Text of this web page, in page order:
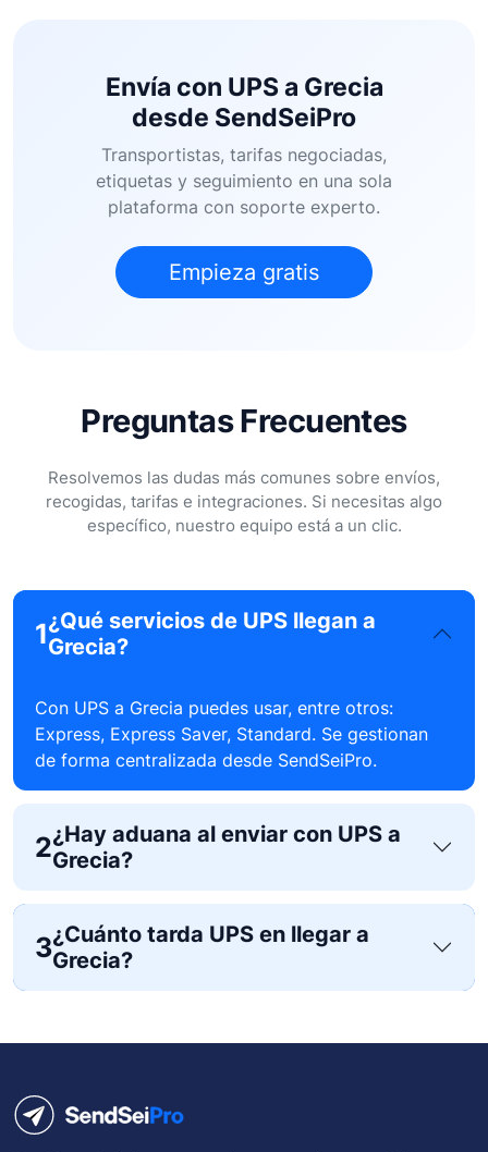
Envía con UPS a Grecia
desde SendSeiPro
Transportistas, tarifas negociadas,
etiquetas y seguimiento en una sola
plataforma con soporte experto.
Empieza gratis
Preguntas Frecuentes
Resolvemos las dudas más comunes sobre envíos,
recogidas, tarifas e integraciones. Si necesitas algo
específico, nuestro equipo está a un clic.
1¿Qué servicios de UPS llegan a
Grecia?
Con UPS a Grecia puedes usar, entre otros:
Express, Express Saver, Standard. Se gestionan
de forma centralizada desde SendSeiPro.
2¿Hay aduana al enviar con UPS a
Grecia?
3¿Cuánto tarda UPS en llegar a
Grecia?